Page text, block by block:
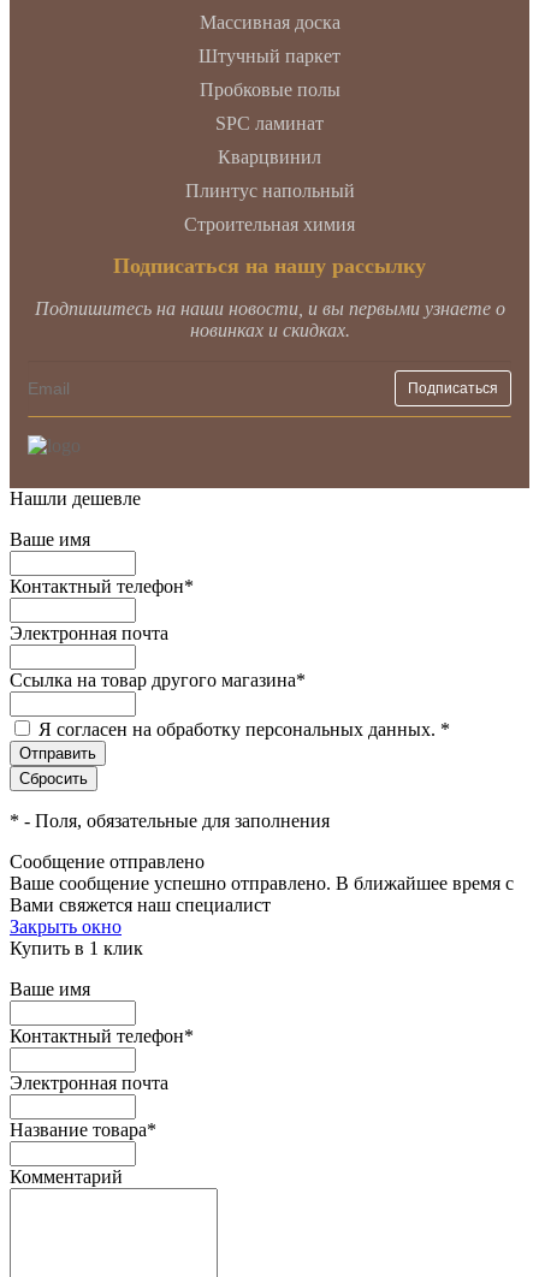
Массивная доска
Штучный паркет
Пробковые полы
SPC ламинат
Кварцвинил
Плинтус напольный
Строительная химия
Подписаться на нашу рассылку
Подпишитесь на наши новости, и вы первыми узнаете о
новинках и скидках.
Нашли дешевле
Ваше имя
Контактный телефон*
Электронная почта
Ссылка на товар другого магазина*
Я согласен на обработку персональных данных. *
* - Поля, обязательные для заполнения
Сообщение отправлено
Ваше сообщение успешно отправлено. В ближайшее время с
Вами свяжется наш специалист
Закрыть окно
Купить в 1 клик
Ваше имя
Контактный телефон*
Электронная почта
Название товара*
Комментарий